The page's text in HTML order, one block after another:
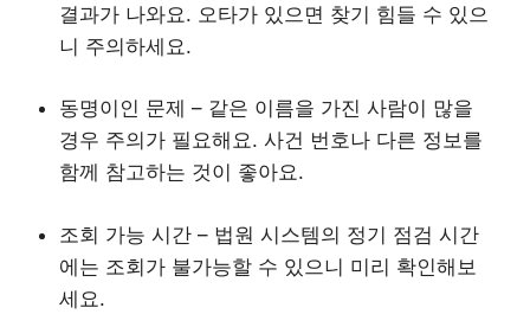
결과가 나와요. 오타가 있으면 찾기 힘들 수 있으
니 주의하세요.
동명이인 문제 – 같은 이름을 가진 사람이 많을
경우 주의가 필요해요. 사건 번호나 다른 정보를
함께 참고하는 것이 좋아요.
조회 가능 시간 – 법원 시스템의 정기 점검 시간
에는 조회가 불가능할 수 있으니 미리 확인해보
세요.